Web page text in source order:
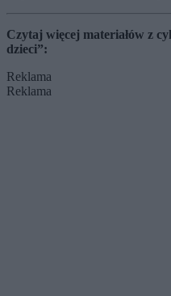
Czytaj więcej materiałów z
dzieci”:
Reklama
Reklama